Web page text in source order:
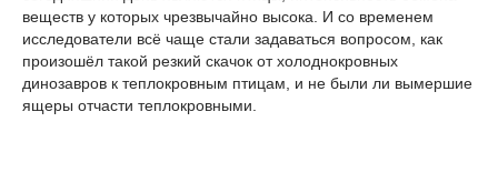
веществ у которых чрезвычайно высока. И со временем
исследователи всё чаще стали задаваться вопросом, как
произошёл такой резкий скачок от холоднокровных
динозавров к теплокровным птицам, и не были ли вымершие
ящеры отчасти теплокровными.